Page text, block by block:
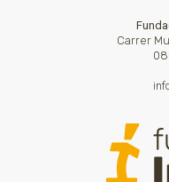
Carrer